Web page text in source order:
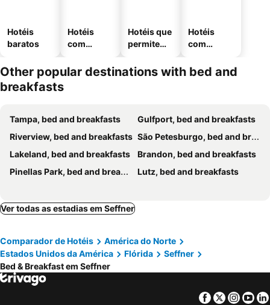
Hotéis
baratos
Hotéis
com
Hotéis que
permitem
Hotéis
com
mento
Other popular destinations with bed and
breakfasts
Tampa, bed and breakfasts
Gulfport, bed and breakfasts
Riverview, bed and breakfasts São Petesburgo, bed and breakfasts
Lakeland, bed and breakfasts
Brandon, bed and breakfasts
Pinellas Park, bed and breakfasts
Lutz, bed and breakfasts
Ver todas as estadias em Seffner
Comparador de Hotéis
América do Norte
Estados Unidos da América
Flórida
Seffner
Bed & Breakfast em Seffner
Facebook
Twitter